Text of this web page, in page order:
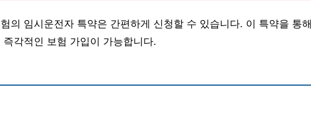
의 임시운전자 특약은 간편하게 신청할 수 있습니다. 이 특약을 통해
각적인 보험 가입이 가능합니다.